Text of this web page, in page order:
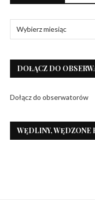
DOŁĄCZ DO
Dołącz do obserwatorów
WĘDLINY, WĘDZONE